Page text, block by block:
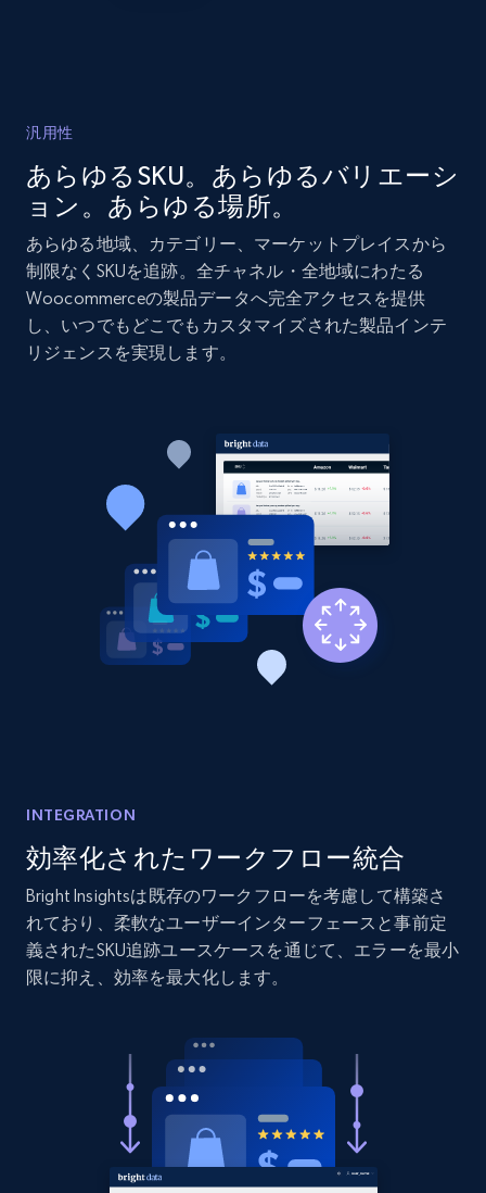
Amazon products global dataset - Collect
Amazon products by seller URL
Title, Seller name, Brand, Description, Initial
price, Currency, Availability, Reviews count, and
more.
2.1K+ 375+
Amazon products global dataset - Collect
products from Brands URLs
Title, Seller name, Brand, Description, Initial
price, Currency, Availability, Reviews count, and
2.1K+ 375+ 今すぐ始める
price, and more.
1.9K+ 323+ 今すぐ始める
Etsy - Collect data on products using
URL, Product id, Listing inventory id, Title, Rating,
Reviews count shop, Reviews count item, Initial
price, and more.
1.9K+ 323+ 今すぐ始める
汎用性
あらゆるSKU。あらゆるバリエーシ
ョン。あらゆる場所。
あらゆる地域、カテゴリー、マーケットプレイスから
制限なくSKUを追跡。全チャネル・全地域にわたる
Woocommerceの製品データへ完全アクセスを提供
し、いつでもどこでもカスタマイズされた製品インテ
リジェンスを実現します。
INTEGRATION
効率化されたワークフロー統合
Bright Insightsは既存のワークフローを考慮して構築さ
れており、柔軟なユーザーインターフェースと事前定
義されたSKU追跡ユースケースを通じて、エラーを最小
限に抑え、効率を最大化します。